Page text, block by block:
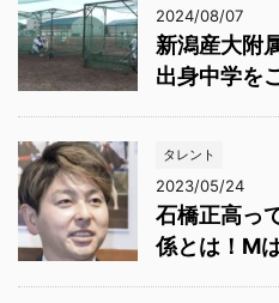
2024/08/07
新潟産大附
出身中学を
タレント
2023/05/24
石橋正高っ
係とは！M